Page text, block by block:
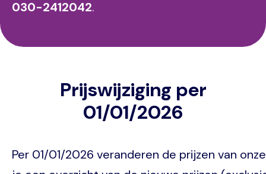
030-2412042.
Prijswijziging per
01/01/2026
Per 01/01/2026 veranderen de prijzen van